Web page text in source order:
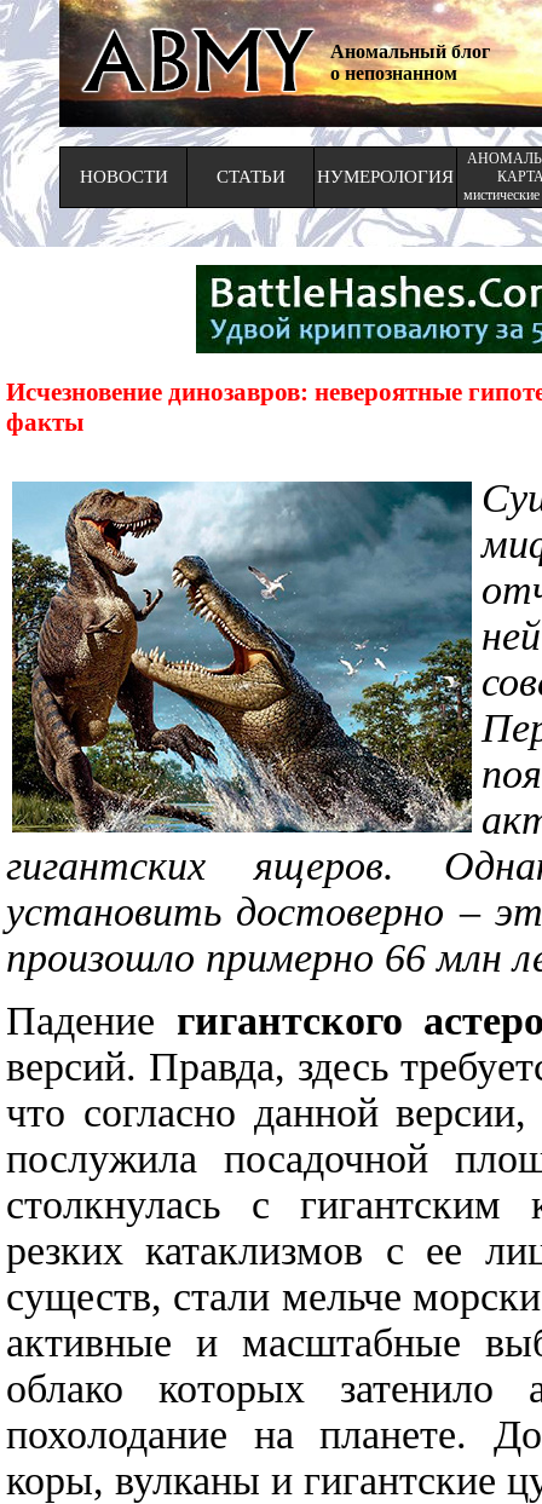
Аномальный блог
о непознанном
НОВОСТИ СТАТЬИ НУМЕРОЛОГИЯ
Исчезновение динозавров: невероятные
факты
гигантских ящеров.
установить достоверно –
произошло примерно 66 млн
Падение гигантского
версий. Правда, здесь
что согласно данной
послужила посадочной
столкнулась с гигантским
резких катаклизмов с ее
существ, стали мельче
активные и масштабные
облако которых затенило
похолодание на планете.
коры, вулканы и гигантские